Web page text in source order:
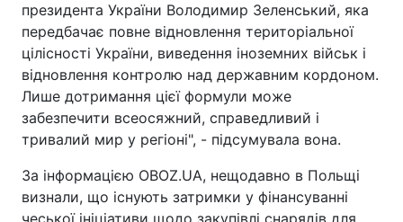
президента України Володимир Зеленський, яка
передбачає повне відновлення територіальної
цілісності України, виведення іноземних військ і
відновлення контролю над державним кордоном.
Лише дотримання цієї формули може
забезпечити всеосяжний, справедливий і
тривалий мир у регіоні", - підсумувала вона.
За інформацією OBOZ.UA, нещодавно в Польщі
визнали, що існують затримки у фінансуванні
чеської ініціативи щодо закупівлі снарядів для